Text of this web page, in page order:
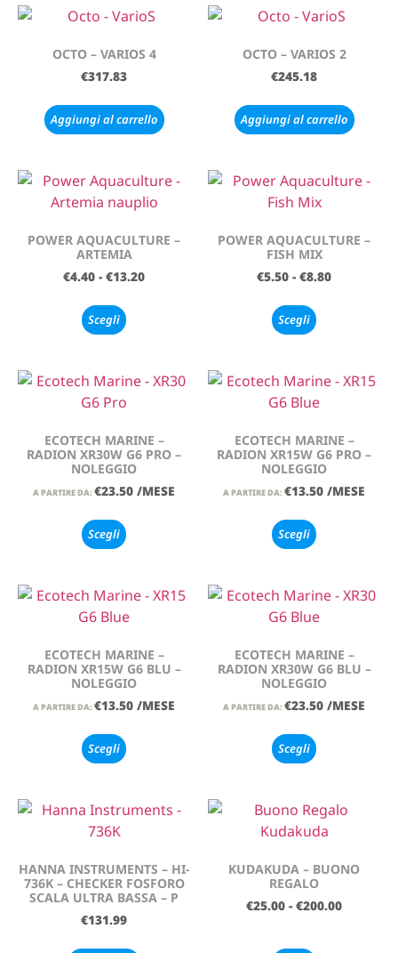
OCTO – VARIOS 4
€317.83
Aggiungi al carrello
OCTO – VARIOS 2
€245.18
Aggiungi al carrello
POWER AQUACULTURE –
ARTEMIA
€4.40 - €13.20
Scegli
POWER AQUACULTURE –
FISH MIX
€5.50 - €8.80
Scegli
ECOTECH MARINE –
RADION XR30W G6 PRO –
NOLEGGIO
A PARTIRE DA: €23.50 /MESE
Scegli
ECOTECH MARINE –
RADION XR15W G6 PRO –
NOLEGGIO
A PARTIRE DA: €13.50 /MESE
Scegli
ECOTECH MARINE –
RADION XR15W G6 BLU –
NOLEGGIO
A PARTIRE DA: €13.50 /MESE
Scegli
ECOTECH MARINE –
RADION XR30W G6 BLU –
NOLEGGIO
A PARTIRE DA: €23.50 /MESE
Scegli
HANNA INSTRUMENTS – HI-
736K – CHECKER FOSFORO
SCALA ULTRA BASSA – P
€131.99
KUDAKUDA – BUONO
REGALO
€25.00 - €200.00